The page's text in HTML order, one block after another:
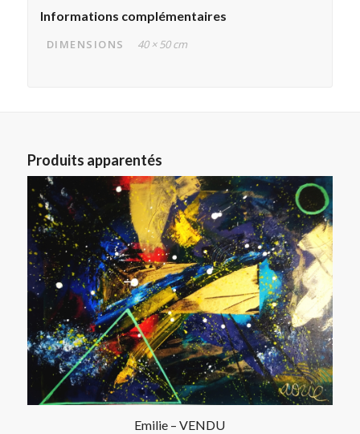
Informations complémentaires
DIMENSIONS 40 × 50 cm
Produits apparentés
Emilie – VENDU